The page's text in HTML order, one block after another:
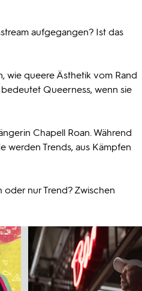
aufgegangen? Ist das
wie queere Ästhetik vom Rand
Queerness, wenn sie
Chapell Roan. Während
werden Trends, aus Kämpfen
oder nur Trend? Zwischen